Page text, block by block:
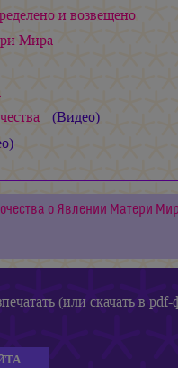
и возвещено
Мира
(Видео)
о Явлении Матери
(или скачать в